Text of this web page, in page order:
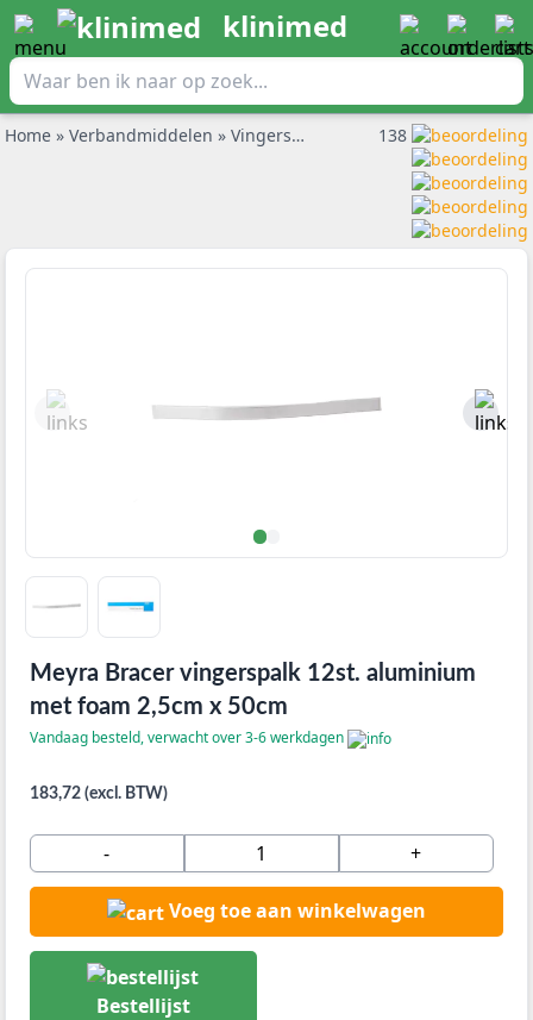
klinimed
Home » Verbandmiddelen » Vingerspalken Meyra Bracer
138
Meyra Bracer vingerspalk 12st. aluminium
met foam 2,5cm x 50cm
Vandaag besteld, verwacht over 3-6 werkdagen
183,72 (excl. BTW)
- +
Voeg toe aan winkelwagen
Bestellijst